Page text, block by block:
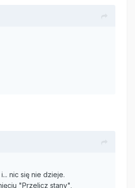
nic się nie dzieje.
"Przelicz stany",